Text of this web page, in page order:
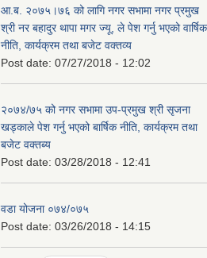
आ.ब. २०७५।७६ को लागि नगर सभामा नगर प्रमुख
श्री नर बहादुर थापा मगर ज्यू, ले पेश गर्नु भएको वार्षिक
नीति, कार्यक्रम तथा बजेट वक्तव्य
Post date: 07/27/2018 - 12:02
२०७४/७५ को नगर सभामा उप-प्रमुख श्री सृजना
खड्काले पेश गर्नु भएको बार्षिक नीति, कार्यक्रम तथा
बजेट वक्तब्य
Post date: 03/28/2018 - 12:41
वडा योजना ०७४/०७५
Post date: 03/26/2018 - 14:15